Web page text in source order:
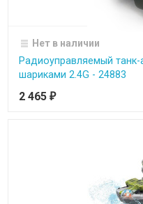
Нет в наличии
Радиоуправляемый
шариками 2.4G - 24883
2 465 ₽